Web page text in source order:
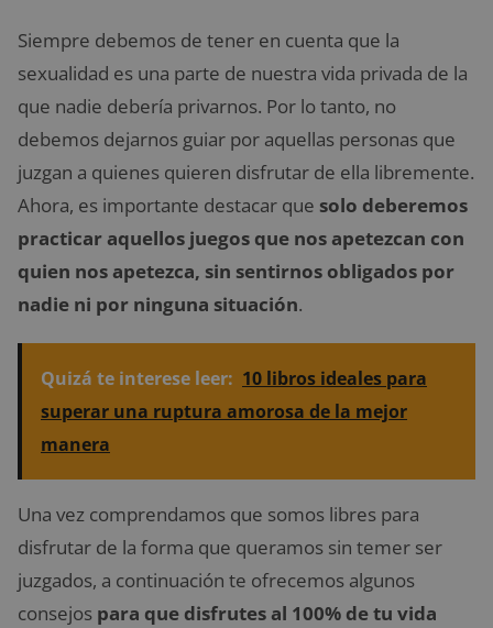
Siempre debemos de tener en cuenta que la
sexualidad es una parte de nuestra vida privada de la
que nadie debería privarnos. Por lo tanto, no
debemos dejarnos guiar por aquellas personas que
juzgan a quienes quieren disfrutar de ella libremente.
Ahora, es importante destacar que solo deberemos
practicar aquellos juegos que nos apetezcan con
quien nos apetezca, sin sentirnos obligados por
nadie ni por ninguna situación.
Quizá te interese leer: 10 libros ideales para
superar una ruptura amorosa de la mejor
manera
Una vez comprendamos que somos libres para
disfrutar de la forma que queramos sin temer ser
juzgados, a continuación te ofrecemos algunos
consejos para que disfrutes al 100% de tu vida